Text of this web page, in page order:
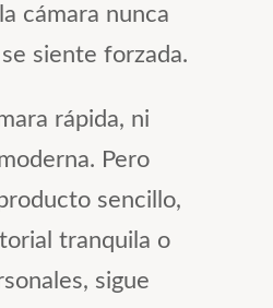
cámara nunca
siente forzada.
rápida, ni
Pero
sencillo,
tranquila o
sigue